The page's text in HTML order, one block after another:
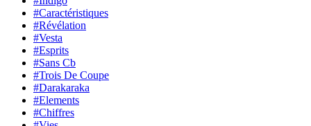
#Caractéristiques
#Révélation
#Vesta
#Esprits
#Sans Cb
#Trois De Coupe
#Darakaraka
#Elements
#Chiffres